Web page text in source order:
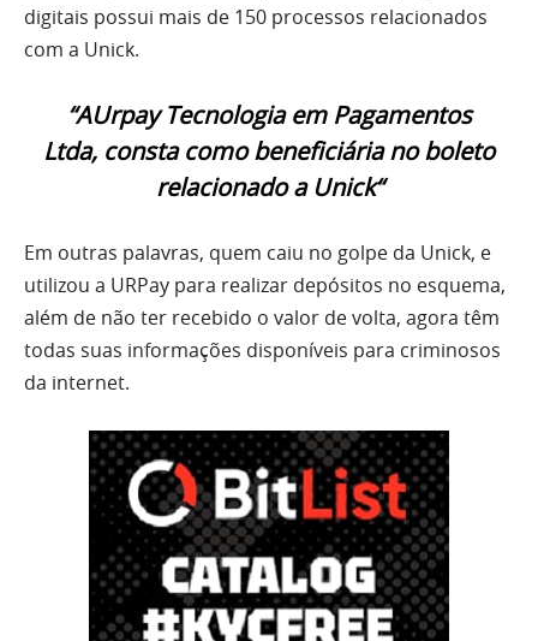
digitais possui mais de 150 processos relacionados
com a Unick.
“AUrpay Tecnologia em Pagamentos
Ltda, consta como beneficiária no boleto
relacionado a Unick“
Em outras palavras, quem caiu no golpe da Unick, e
utilizou a URPay para realizar depósitos no esquema,
além de não ter recebido o valor de volta, agora têm
todas suas informações disponíveis para criminosos
da internet.